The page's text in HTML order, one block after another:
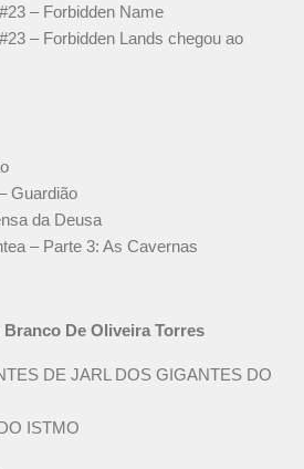
– Forbidden Name
– Forbidden Lands chegou ao
Guardião
da Deusa
– Parte 3: As Cavernas
Branco De Oliveira Torres
DE JARL DOS GIGANTES DO
ISTMO